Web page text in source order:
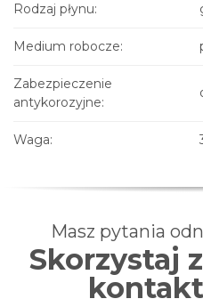
Rodzaj płynu:
Medium robocze:
Zabezpieczenie
antykorozyjne:
Waga:
Masz pytania
Skorzystaj